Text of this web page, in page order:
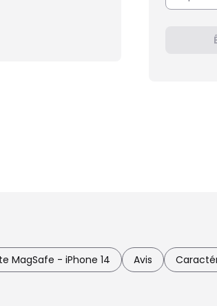
MagSafe - iPhone 14 Avis